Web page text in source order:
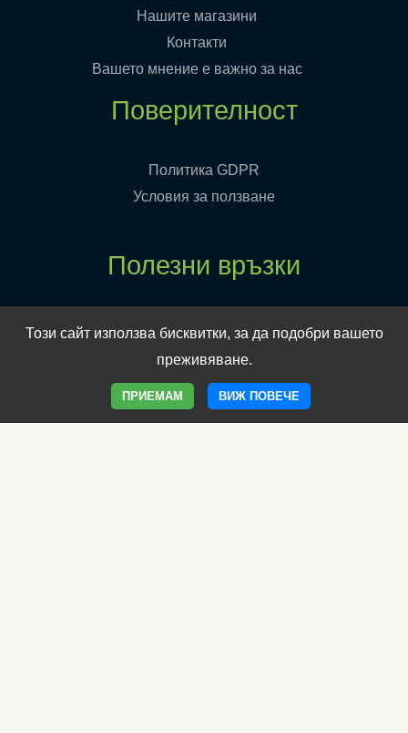
Нашите магазини
Контакти
Вашето мнение е важно за нас
Поверителност
Политика GDPR
Условия за ползване
Полезни връзки
Електронен магазин
Програма Имунитет
Този сайт използва бисквитки, за да подобри вашето
преживяване.
ПРИЕМАМ ВИЖ ПОВЕЧЕ